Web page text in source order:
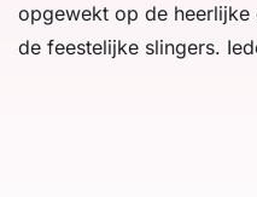
opgewekt op de heerlijke
de feestelijke slingers.